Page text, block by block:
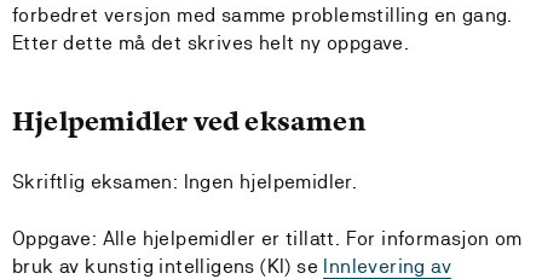
forbedret versjon med samme problemstilling en gang.
Etter dette må det skrives helt ny oppgave.
Hjelpemidler ved eksamen
Skriftlig eksamen: Ingen hjelpemidler.
Oppgave: Alle hjelpemidler er tillatt. For informasjon om
bruk av kunstig intelligens (KI) se Innlevering av